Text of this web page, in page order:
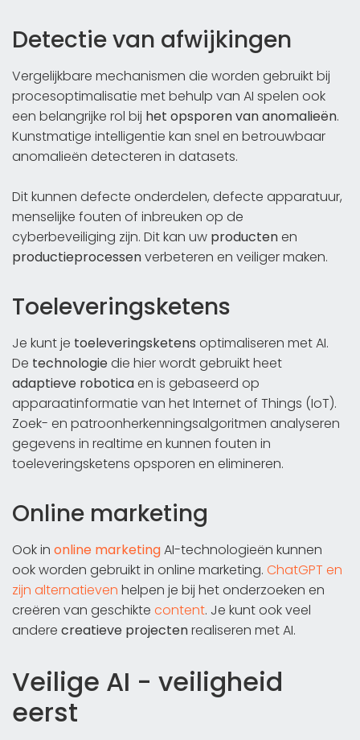
Detectie van afwijkingen
Vergelijkbare mechanismen die worden gebruikt bij
procesoptimalisatie met behulp van AI spelen ook
een belangrijke rol bij het opsporen van anomalieën.
Kunstmatige intelligentie kan snel en betrouwbaar
anomalieën detecteren in datasets.
Dit kunnen defecte onderdelen, defecte apparatuur,
menselijke fouten of inbreuken op de
cyberbeveiliging zijn. Dit kan uw productenen
productieprocessenverbeteren en veiliger maken.
Toeleveringsketens
Je kunt je toeleveringsketens optimaliseren met AI.
De technologiedie hier wordt gebruikt heet
adaptieve roboticaen is gebaseerd op
apparaatinformatie van het Internet of Things (IoT).
Zoek- en patroonherkenningsalgoritmen analyseren
gegevens in realtime en kunnen fouten in
toeleveringsketens opsporen en elimineren.
Online marketing
Ook in online marketingAI-technologieën kunnen
ook worden gebruikt in online marketing. ChatGPT en
zijn alternatieven helpen je bij het onderzoeken en
creëren van geschikte content. Je kunt ook veel
andere creatieve projectenrealiseren met AI.
Veilige AI - veiligheid
eerst